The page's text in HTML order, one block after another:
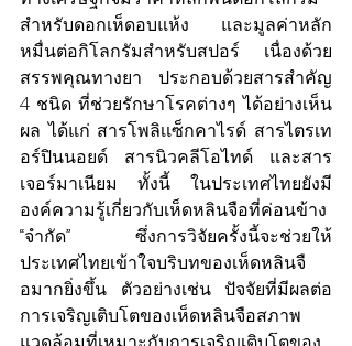
สำหรับดอกเห็ดอบแห้ง และมูลค่าหลัก
หมื่นต่อกิโลกรัมสำหรับสปอร์ เนื่องด้วย
สรรพคุณทางยา ประกอบด้วยสารสำคัญ
4 ชนิด ที่ช่วยรักษาโรคต่างๆ ได้อย่างเห็น
ผล ได้แก่ สารโพลิเเซ็กคาไรด์ สารไตรเท
อร์ปินนอยด์ สารนิวคลีโอไทด์ และสาร
เจอร์มาเนียม ทั้งนี้ ในประเทศไทยยังมี
องค์ความรู้เกี่ยวกับเห็ดหลินจือที่ค่อนข้าง
“จำกัด” ซึ่งการวิจัยครั้งนี้จะช่วยให้
ประเทศไทยเข้าใจบริบทของเห็ดหลินจื
อมากยิ่งขึ้น ตัวอย่างเช่น ปัจจัยที่มีผลต่อ
การเจริญเติบโตของเห็ดหลินจือสภาพ